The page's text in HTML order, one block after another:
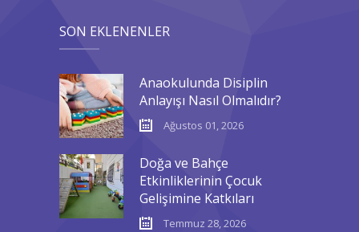
SON EKLENENLER
Anaokulunda Disiplin
Anlayışı Nasıl Olmalıdır?
Ağustos 01, 2026
Doğa ve Bahçe
Etkinliklerinin Çocuk
Gelişimine Katkıları
Temmuz 28, 2026